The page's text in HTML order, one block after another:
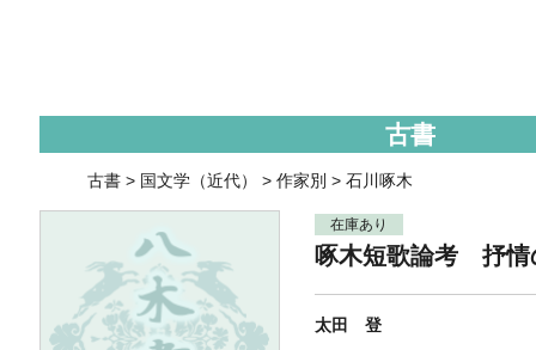
古書
古書 > 国文学（近代） > 作家別 > 石川啄木
在庫あり
啄木短歌論考 抒情
太田 登